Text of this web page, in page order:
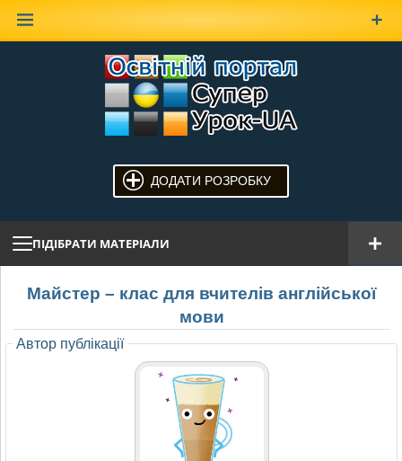
ДОДАТИ РОЗРОБКУ
ПІДІБРАТИ МАТЕРІАЛИ
Майстер – клас для вчителів англійської
мови
Автор публікації